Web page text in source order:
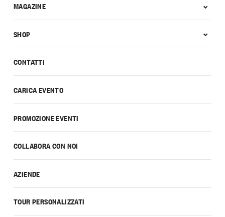
CONTATTI
CARICA EVENTO
PROMOZIONE EVENTI
COLLABORA CON NOI
AZIENDE
TOUR PERSONALIZZATI
MAGAZINE
SHOP